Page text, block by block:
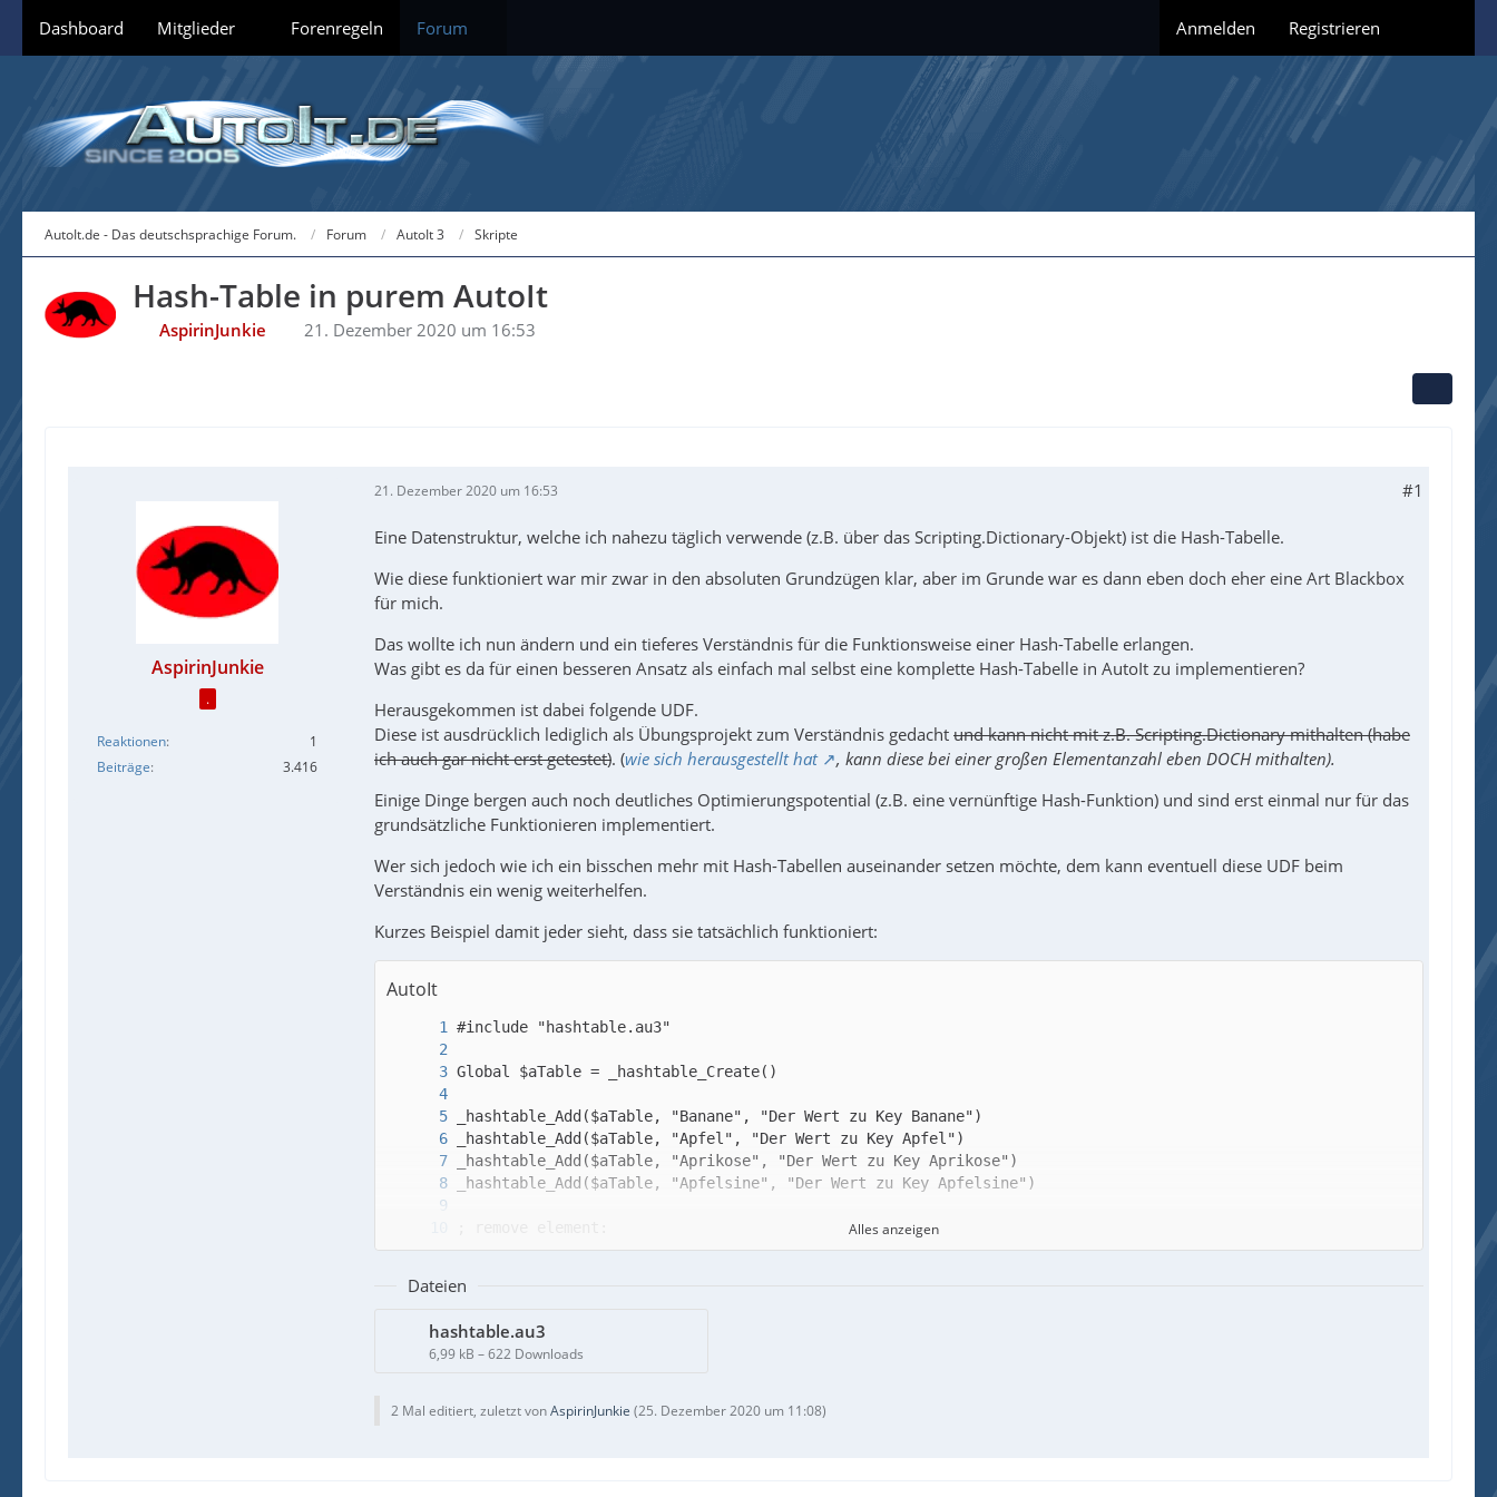
Dashboard Mitglieder Forenregeln Forum Anmelden Registrieren
AutoIt.de - Das deutschsprachige Forum. Forum AutoIt 3 Skripte
Hash-Table in purem AutoIt
AspirinJunkie 21. Dezember 2020 um 16:53
AspirinJunkie
.
Reaktionen
1
Beiträge
3.416
21. Dezember 2020 um 16:53 #1
Eine Datenstruktur, welche ich nahezu täglich verwende (z.B. über das Scripting.Dictionary-Objekt) ist die Hash-Tabelle.
Wie diese funktioniert war mir zwar in den absoluten Grundzügen klar, aber im Grunde war es dann eben doch eher eine Art Blackbox
für mich.
Das wollte ich nun ändern und ein tieferes Verständnis für die Funktionsweise einer Hash-Tabelle erlangen.
Was gibt es da für einen besseren Ansatz als einfach mal selbst eine komplette Hash-Tabelle in AutoIt zu implementieren?
Herausgekommen ist dabei folgende UDF.
Diese ist ausdrücklich lediglich als Übungsprojekt zum Verständnis gedacht und kann nicht mit z.B. Scripting.Dictionary mithalten (habe
ich auch gar nicht erst getestet). (wie sich herausgestellt hat
, kann diese bei einer großen Elementanzahl eben DOCH mithalten).
Einige Dinge bergen auch noch deutliches Optimierungspotential (z.B. eine vernünftige Hash-Funktion) und sind erst einmal nur für das
grundsätzliche Funktionieren implementiert.
Wer sich jedoch wie ich ein bisschen mehr mit Hash-Tabellen auseinander setzen möchte, dem kann eventuell diese UDF beim
Verständnis ein wenig weiterhelfen.
Kurzes Beispiel damit jeder sieht, dass sie tatsächlich funktioniert:
AutoIt
Alles anzeigen
Dateien
hashtable.au3
6,99 kB – 622 Downloads
2 Mal editiert, zuletzt vonAspirinJunkie (25. Dezember 2020 um 11:08)